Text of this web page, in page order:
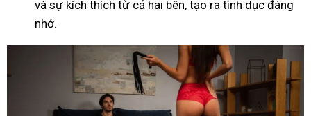
và sự kích thích từ cả hai bên, tạo ra tình dục đáng
nhớ.